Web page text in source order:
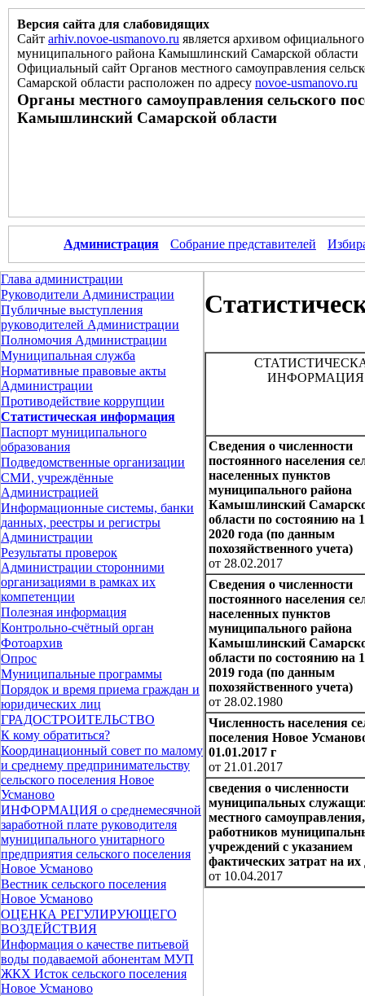
Версия сайта для слабовидящих
Сайт arhiv.novoe-usmanovo.ru является архивом
муниципального района Камышлинский Самарской области
Официальный сайт Органов местного самоуправления
Самарской области расположен по адресу novoe-usmanovo.ru
Органы местного самоуправления сельского
Камышлинский Самарской области
Администрация Собрание представителей
Глава администрации
Руководители Администрации
Публичные выступления
руководителей Администрации
Полномочия Администрации
Муниципальная служба
Нормативные правовые акты
Администрации
Противодействие коррупции
Статистическая информация
Паспорт муниципального
образования
Подведомственные организации
СМИ, учреждённые
Администрацией
Информационные системы, банки
данных, реестры и регистры
Администрации
Результаты проверок
Администрации сторонними
организациями в рамках их
компетенции
Полезная информация
Контрольно-счётный орган
Фотоархив
Опрос
Муниципальные программы
Порядок и время приема граждан и
юридических лиц
ГРАДОСТРОИТЕЛЬСТВО
К кому обратиться?
Координационный совет по малому
и среднему предпринимательству
сельского поселения Новое
Усманово
ИНФОРМАЦИЯ о среднемесячной
заработной плате руководителя
муниципального унитарного
предприятия сельского поселения
Новое Усманово
Вестник сельского поселения
Новое Усманово
ОЦЕНКА РЕГУЛИРУЮЩЕГО
ВОЗДЕЙСТВИЯ
Информация о качестве питьевой
воды подаваемой абонентам МУП
ЖКХ Исток сельского поселения
Новое Усманово
ИНФОРМАЦИЯ
Сведения о численности
постоянного населения
населенных пунктов
муниципального района
Камышлинский
области по состоянию на
2020 года (по данным
похозяйственного учета)
от 28.02.2017
Сведения о численности
постоянного населения
населенных пунктов
муниципального района
Камышлинский
области по состоянию на
2019 года (по данным
похозяйственного учета)
от 28.02.1980
Численность населения
поселения Новое
01.01.2017 г
от 21.01.2017
сведения о численности
муниципальных
местного самоуправления,
работников
учреждений с указанием
фактических затрат на их
от 10.04.2017